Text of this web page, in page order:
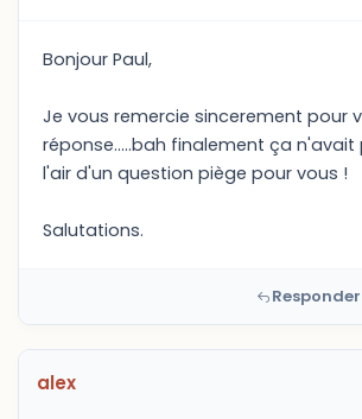
Bonjour Paul,
Je vous remercie sincerement pour
réponse.....bah finalement ça
l'air d'un question piège pour vous !
Salutations.
alex